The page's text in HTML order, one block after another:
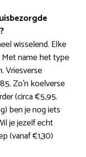
wisselend. Elke
Met name het type
Vriesverse
Zo’n koelverse
(circa €5,95.
ben je nog iets
je jezelf echt
(vanaf €1,30)